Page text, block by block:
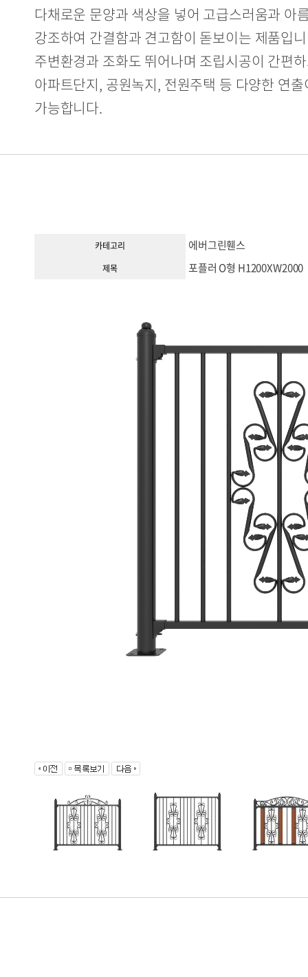
다채로운 문양과 색상을 넣어 고급스러움과 아
강조하여 간결함과 견고함이 돋보이는 제품입
주변환경과 조화도 뛰어나며 조립시공이 간편
아파트단지, 공원녹지, 전원주택 등 다양한 연출
가능합니다.
카테고리 에버그린휀스
제목 포플러 O형 H1200XW2000